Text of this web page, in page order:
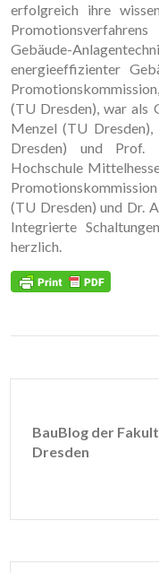
erfolgreich ihre
Gebäude-
energieeffizienter
(TU Dresden), war als
Menzel (TU Dresden),
Dresden) und Prof.
Hochschule
(TU Dresden) und Dr.
Integrierte
herzlich.
BauBlog der
Dresden